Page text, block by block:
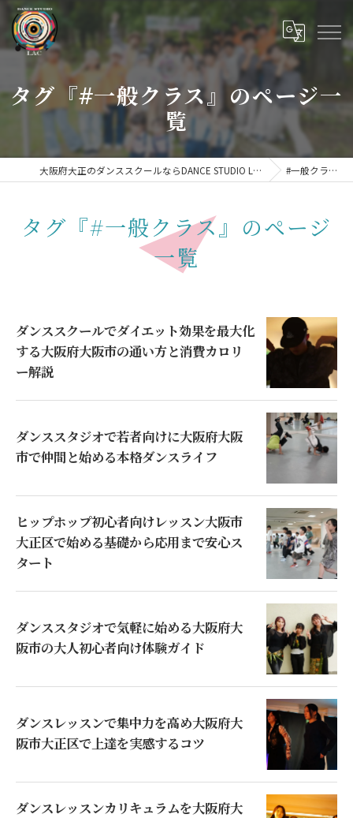
タグ『#一般クラス』のページ一
覧
大阪府大正のダンススクールならDANCE STUDIO LAC #一般クラス
タグ『#一般クラス』のページ
一覧
ダンススクールでダイエット効果を最大化
する大阪府大阪市の通い方と消費カロリ
ー解説
ダンススタジオで若者向けに大阪府大阪
市で仲間と始める本格ダンスライフ
ヒップホップ初心者向けレッスン大阪市
大正区で始める基礎から応用まで安心ス
タート
ダンススタジオで気軽に始める大阪府大
阪市の大人初心者向け体験ガイド
ダンスレッスンで集中力を高め大阪府大
阪市大正区で上達を実感するコツ
ダンスレッスンカリキュラムを大阪府大